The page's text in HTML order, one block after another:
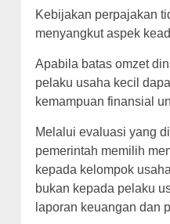
Kebijakan perpajakan
menyangkut aspek
Apabila batas omzet
pelaku usaha kecil
kemampuan finansial
Melalui evaluasi yang
pemerintah memilih
kepada kelompok
bukan kepada pelaku
laporan keuangan dan